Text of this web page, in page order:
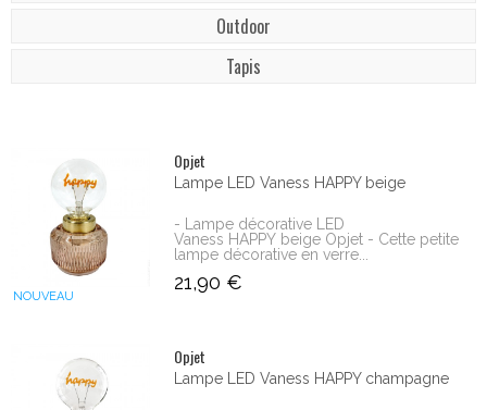
Outdoor
Tapis
NOUVEAU
Opjet
Lampe LED Vaness HAPPY beige
- Lampe décorative LED
Vaness HAPPY beige Opjet - Cette petite
lampe décorative en verre...
21,90 €
Opjet
Lampe LED Vaness HAPPY champagne